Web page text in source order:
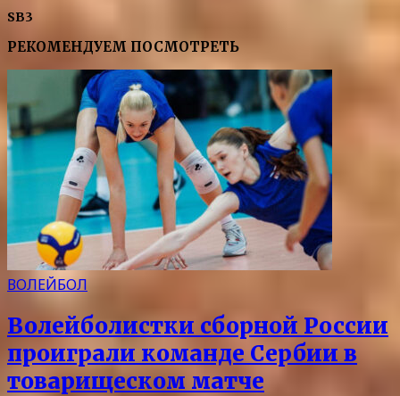
SB3
РЕКОМЕНДУЕМ ПОСМОТРЕТЬ
ВОЛЕЙБОЛ
Волейболистки сборной России
проиграли команде Сербии в
товарищеском матче